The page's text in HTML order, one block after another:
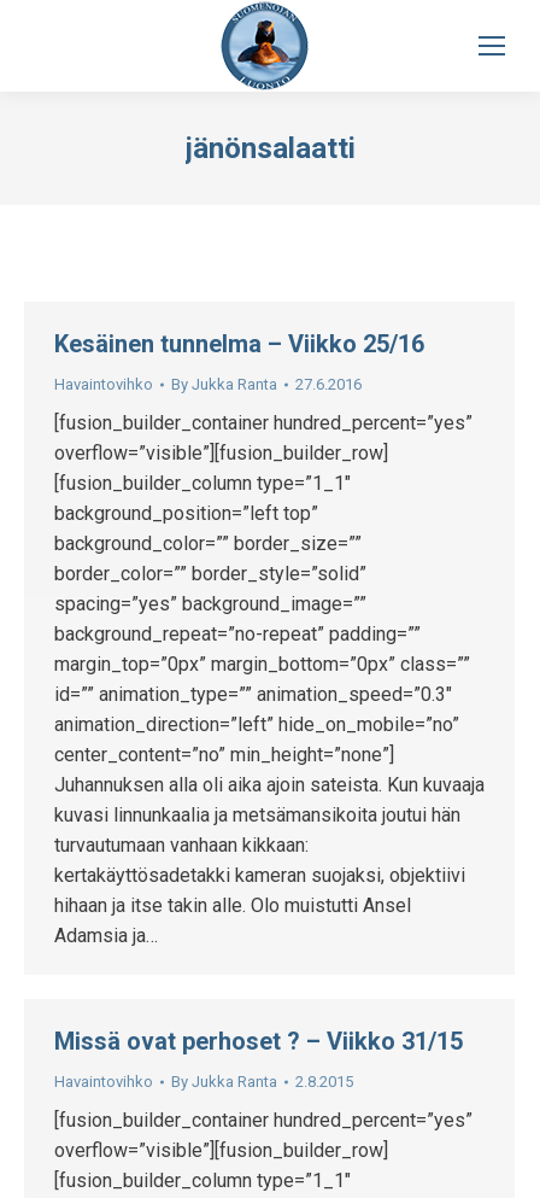
jänönsalaatti
Kesäinen tunnelma – Viikko 25/16
Havaintovihko By Jukka Ranta 27.6.2016
[fusion_builder_container hundred_percent=”yes”
overflow=”visible”][fusion_builder_row]
[fusion_builder_column type=”1_1″
background_position=”left top”
background_color=”” border_size=””
border_color=”” border_style=”solid”
spacing=”yes” background_image=””
background_repeat=”no-repeat” padding=””
margin_top=”0px” margin_bottom=”0px” class=””
id=”” animation_type=”” animation_speed=”0.3″
animation_direction=”left” hide_on_mobile=”no”
center_content=”no” min_height=”none”]
Juhannuksen alla oli aika ajoin sateista. Kun kuvaaja
kuvasi linnunkaalia ja metsämansikoita joutui hän
turvautumaan vanhaan kikkaan:
kertakäyttösadetakki kameran suojaksi, objektiivi
hihaan ja itse takin alle. Olo muistutti Ansel
Adamsia ja…
Missä ovat perhoset ? – Viikko 31/15
Havaintovihko By Jukka Ranta 2.8.2015
[fusion_builder_container hundred_percent=”yes”
overflow=”visible”][fusion_builder_row]
[fusion_builder_column type=”1_1″